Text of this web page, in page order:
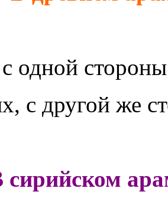
с одной
с другой же
сирийском